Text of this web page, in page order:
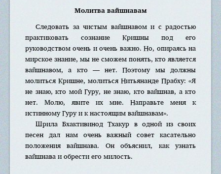
Молитва вайшнавам
Следовать за чистым вайшнавом и с радостью
практиковать сознание Кришны под его
руководством очень и очень важно. Но, опираясь на
мирское знание, мы не сможем понять, кто является
вайшнавом, а кто — нет. Поэтому мы должны
молиться Кришне, молиться Нитьянанде Прабху: «Я
не знаю, кто мой Гуру, не знаю, кто вайшнав, а кто
нет. Молю, явите их мне. Направьте меня к
истинному Гуру и к настоящим вайшнавам».
Шрила Бхактивинод Тхакур в одной из своих
песен дал нам очень важный совет касательно
положения вайшнава. Он объяснил, как узнать
вайшнава и обрести его милость.